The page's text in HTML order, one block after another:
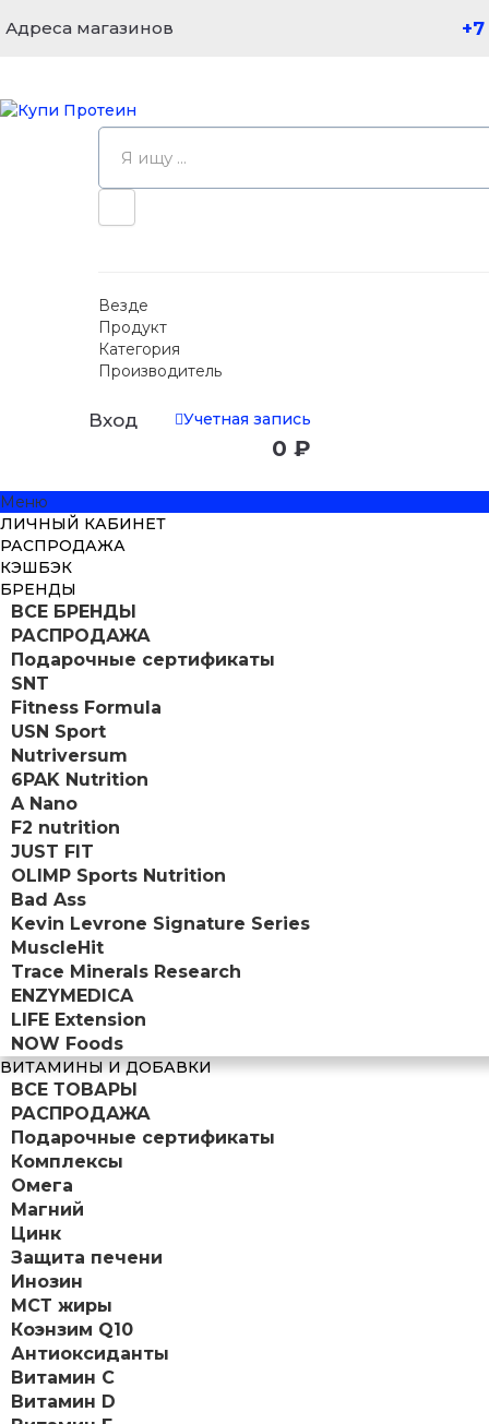
Адреса магазинов
Везде
Продукт
Категория
Производитель
Вход Учетная запись
0 ₽
Меню
ЛИЧНЫЙ КАБИНЕТ
РАСПРОДАЖА
КЭШБЭК
БРЕНДЫ
ВСЕ БРЕНДЫ
РАСПРОДАЖА
Подарочные сертификаты
SNT
Fitness Formula
USN Sport
Nutriversum
6PAK Nutrition
A Nano
F2 nutrition
JUST FIT
OLIMP Sports Nutrition
Bad Ass
Kevin Levrone Signature Series
MuscleHit
Trace Minerals Research
ENZYMEDICA
LIFE Extension
NOW Foods
ВИТАМИНЫ И ДОБАВКИ
ВСЕ ТОВАРЫ
РАСПРОДАЖА
Подарочные сертификаты
Комплексы
Омега
Магний
Цинк
Защита печени
Инозин
МСТ жиры
Коэнзим Q10
Антиоксиданты
Витамин С
Витамин D